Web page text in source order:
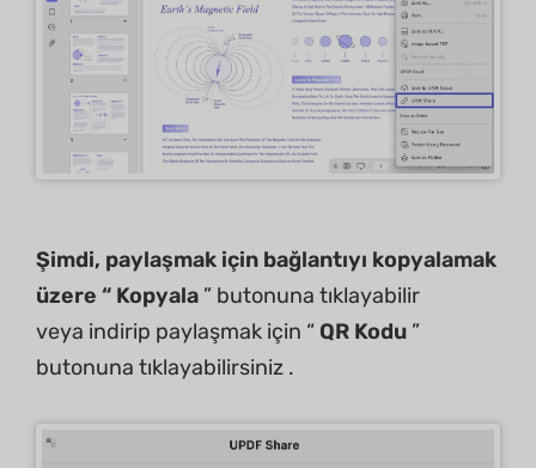
Şimdi, paylaşmak için bağlantıyı kopyalamak
üzere “ Kopyala ” butonuna tıklayabilir
veya indirip paylaşmak için “ QR Kodu ”
butonuna tıklayabilirsiniz .